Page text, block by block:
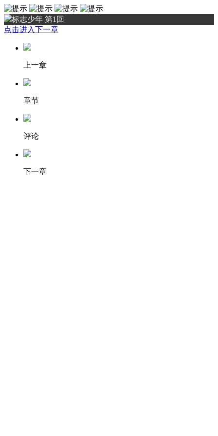
标志少年 第1回
点击进入下一章
上一章
章节
评论
下一章